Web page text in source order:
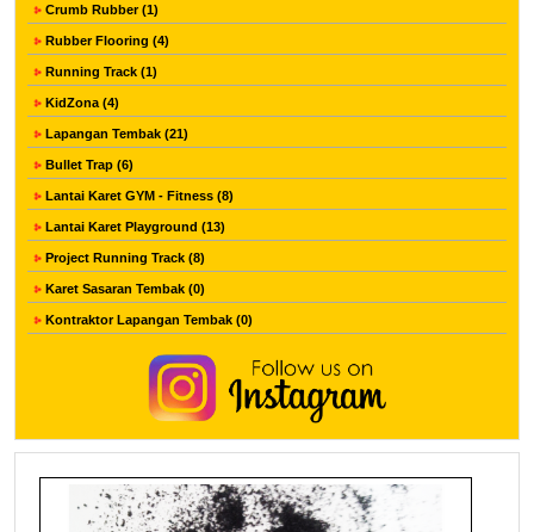
Crumb Rubber (1)
Rubber Flooring (4)
Running Track (1)
KidZona (4)
Lapangan Tembak (21)
Bullet Trap (6)
Lantai Karet GYM - Fitness (8)
Lantai Karet Playground (13)
Project Running Track (8)
Karet Sasaran Tembak (0)
Kontraktor Lapangan Tembak (0)